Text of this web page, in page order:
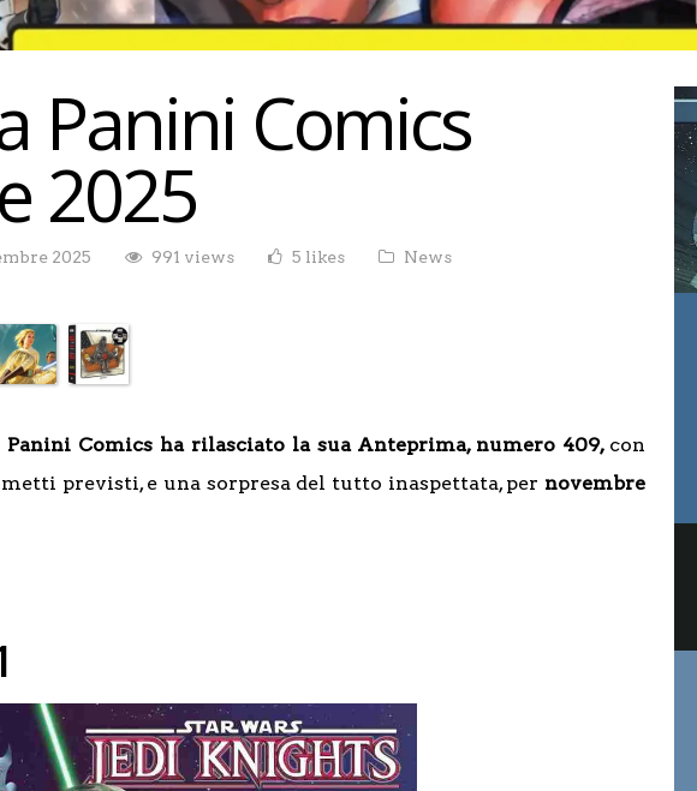
Panini Comics
2025
2025 991 views 5 likes News
Panini Comics ha rilasciato la sua Anteprima, numero 409, con
previsti, e una sorpresa del tutto inaspettata, per novembre